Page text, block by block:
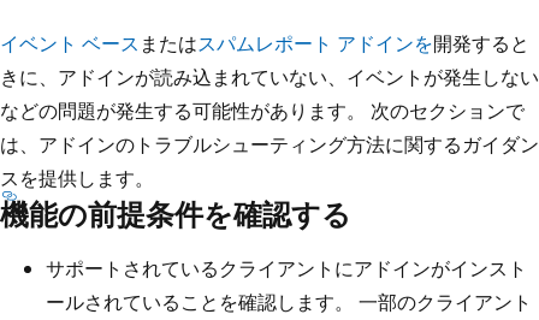
イベント ベース またはスパムレポート アドインを開発すると
きに、アドインが読み込まれていない、イベントが発生しない
などの問題が発生する可能性があります。 次のセクションで
は、アドインのトラブルシューティング方法に関するガイダン
スを提供します。
機能の前提条件を確認する
サポートされているクライアントにアドインがインスト
ールされていることを確認します。 一部のクライアント